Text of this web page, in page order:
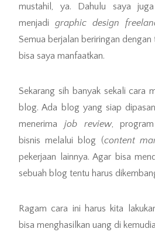
mustahil, ya. Dahulu saya
menjadi graphic design
Semua berjalan beriringan
bisa saya manfaatkan.
Sekarang sih banyak sekali cara
blog. Ada blog yang siap
menerima job review,
bisnis melalui blog (content
pekerjaan lainnya. Agar bisa
sebuah blog tentu harus
Ragam cara ini harus kita
bisa menghasilkan uang di